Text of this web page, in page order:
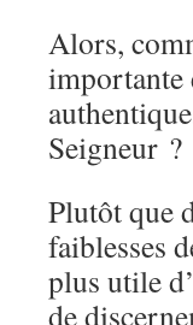
Alors,
importante
Seigneur ?
Plutôt que
faiblesses
plus utile
de